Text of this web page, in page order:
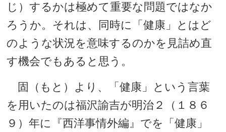
じ）するかは極めて重要な問題ではなか
ろうか。それは、同時に「健康」とはど
のような状況を意味するのかを見詰め直
す機会でもあると思う。
固（もと）より、「健康」という言葉
を用いたのは福沢諭吉が明治２（１８６
９）年に『西洋事情外編』でを「健康」